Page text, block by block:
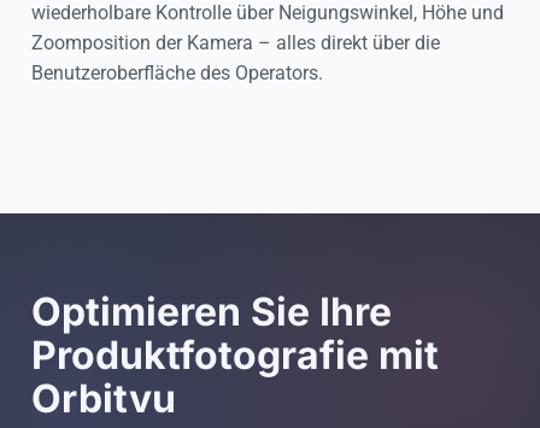
wiederholbare Kontrolle über Neigungswinkel, Höhe und
Zoomposition der Kamera – alles direkt über die
Benutzeroberfläche des Operators.
Optimieren Sie Ihre
Produktfotografie mit
Orbitvu